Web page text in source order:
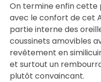
On termine enfin cette
avec le confort de cet
partie interne des
coussinets amovibles
revêtement en
et surtout un
plutôt convaincant.